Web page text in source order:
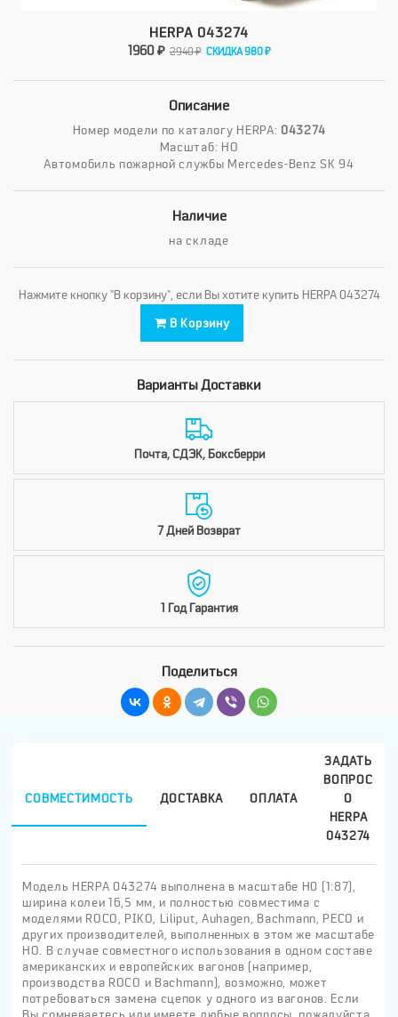
HERPA 043274
1960 ₽ 2940 ₽ СКИДКА 980 ₽
Описание
Номер модели по каталогу HERPA: 043274
Масштаб: HO
Автомобиль пожарной службы Mercedes-Benz SK 94
Наличие
на складе
Нажмите кнопку "В корзину", если Вы хотите купить HERPA 043274
В Корзину
Варианты Доставки
Почта, СДЭК, Боксберри
7 Дней Возврат
1 Год Гарантия
Поделиться
СОВМЕСТИМОСТЬ ДОСТАВКА ОПЛАТА
ЗАДАТЬ
ВОПРОС
О
HERPA
043274
Модель HERPA 043274 выполнена в масштабе H0 (1:87),
ширина колеи 16,5 мм, и полностью совместима с
моделями ROCO, PIKO, Liliput, Auhagen, Bachmann, PECO и
других производителей, выполненных в этом же масштабе
HO. В случае совместного использования в одном составе
американских и европейских вагонов (например,
производства ROCO и Bachmann), возможно, может
потребоваться замена сцепок у одного из вагонов. Если
Вы сомневаетесь или имеете любые вопросы, пожалуйста,